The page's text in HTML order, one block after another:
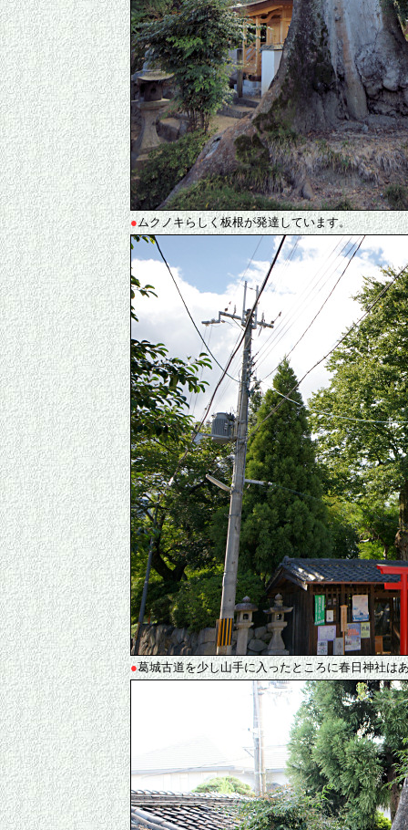
●ムクノキらしく板根が発達しています。
●葛城古道を少し山手に入ったところに春日神社は